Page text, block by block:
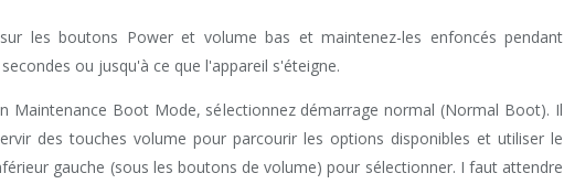
les boutons Power et volume bas et maintenez-les enfoncés pendant
ou jusqu'à ce que l'appareil s'éteigne.
Maintenance Boot Mode, sélectionnez démarrage normal (Normal Boot). Il
des touches volume pour parcourir les options disponibles et utiliser le
gauche (sous les boutons de volume) pour sélectionner. I faut attendre